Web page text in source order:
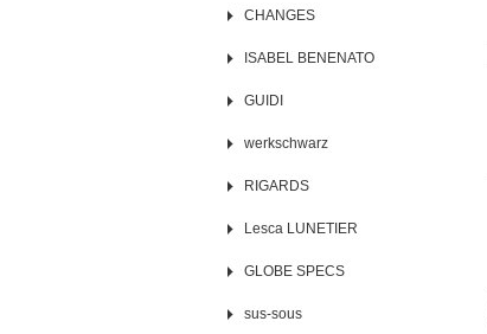
CHANGES
ISABEL BENENATO
GUIDI
werkschwarz
RIGARDS
Lesca LUNETIER
GLOBE SPECS
sus-sous